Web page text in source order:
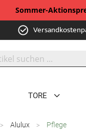
Sommer-
TORE
Alulux Pflege